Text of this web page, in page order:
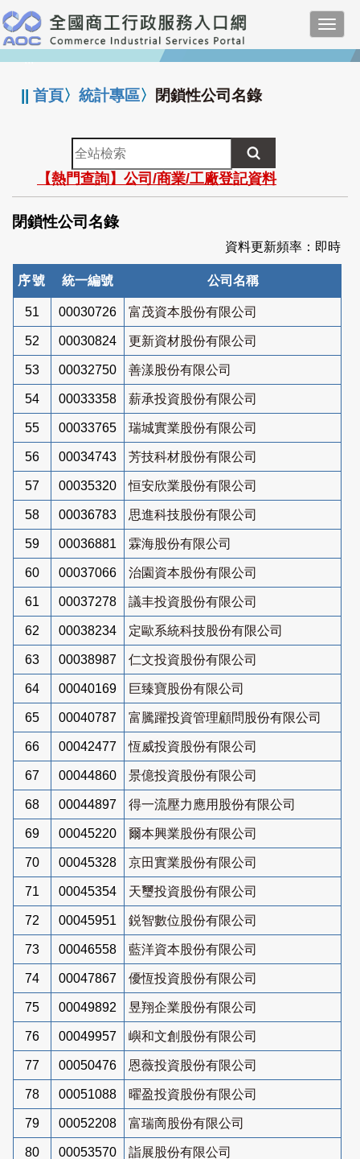
跳
到
主
要
:::
||首頁〉統計專區〉 閉鎖性公司名錄
全
站
檢
索
【熱門查詢】公司/商業/工廠登記資料
閉鎖性公司名錄
資料更新頻率：即時
序號 統一編號 公司名稱
51 00030726 富茂資本股份有限公司
52 00030824 更新資材股份有限公司
53 00032750 善漾股份有限公司
54 00033358 薪承投資股份有限公司
55 00033765 瑞城實業股份有限公司
56 00034743 芳技科材股份有限公司
57 00035320 恒安欣業股份有限公司
58 00036783 思進科技股份有限公司
59 00036881 霖海股份有限公司
60 00037066 治園資本股份有限公司
61 00037278 議丰投資股份有限公司
62 00038234 定歐系統科技股份有限公司
63 00038987 仁文投資股份有限公司
64 00040169 巨臻寶股份有限公司
65 00040787 富騰躍投資管理顧問股份有限公司
66 00042477 恆威投資股份有限公司
67 00044860 景億投資股份有限公司
68 00044897 得一流壓力應用股份有限公司
69 00045220 爾本興業股份有限公司
70 00045328 京田實業股份有限公司
71 00045354 天璽投資股份有限公司
72 00045951 鋭智數位股份有限公司
73 00046558 藍洋資本股份有限公司
74 00047867 優恆投資股份有限公司
75 00049892 昱翔企業股份有限公司
76 00049957 嶼和文創股份有限公司
77 00050476 恩薇投資股份有限公司
78 00051088 曜盈投資股份有限公司
79 00052208 富瑞啇股份有限公司
80 00053570 詣展股份有限公司